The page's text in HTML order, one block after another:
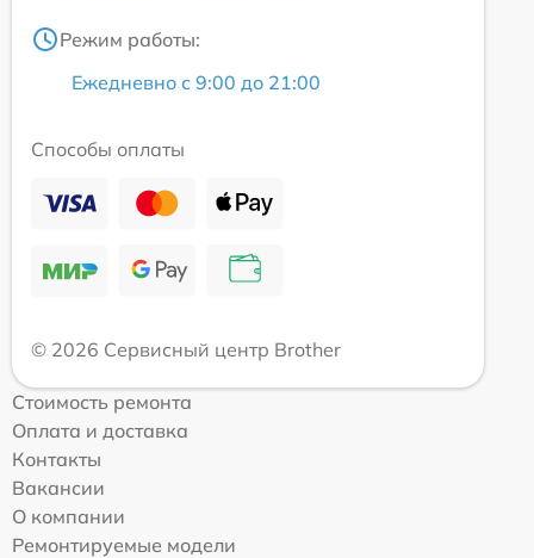
Режим работы:
Ежедневно с 9:00 до 21:00
Способы оплаты
© 2026 Сервисный центр Brother
Стоимость ремонта
Оплата и доставка
Контакты
Вакансии
О компании
Ремонтируемые модели